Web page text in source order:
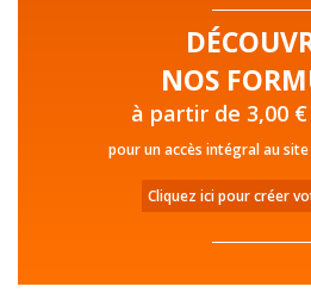
NOS
à partir de 3,00
pour un accès intégral au
Cliquez ici pour créer